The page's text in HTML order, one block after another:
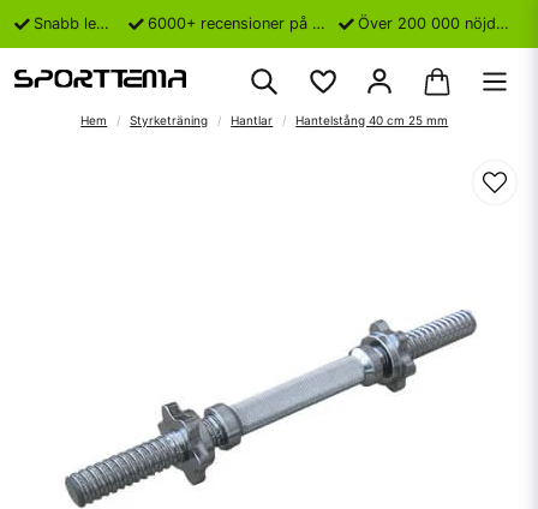
Snabb leverans 6000+ recensioner på Trustpilot Över 200 000 nöjda kunder
Hem Styrketräning Hantlar Hantelstång 40 cm 25 mm